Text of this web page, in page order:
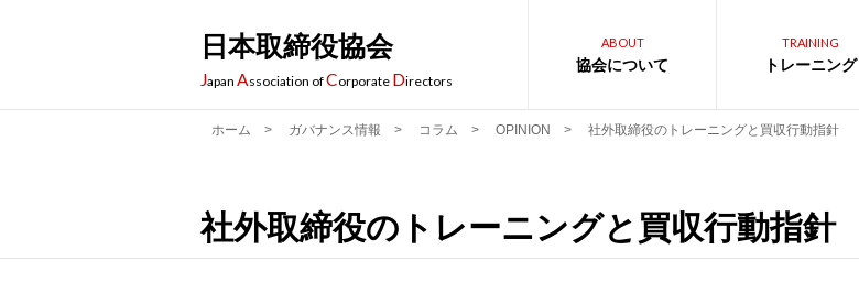
日本取締役協会
Japan Association ofCorporate Directors
ABOUT
協会について
TRAINING
トレーニング
ホーム > ガバナンス情報 > コラム > OPINION > 社外取締役のトレーニングと買収行動指針
社外取締役のトレーニングと買収行動指針